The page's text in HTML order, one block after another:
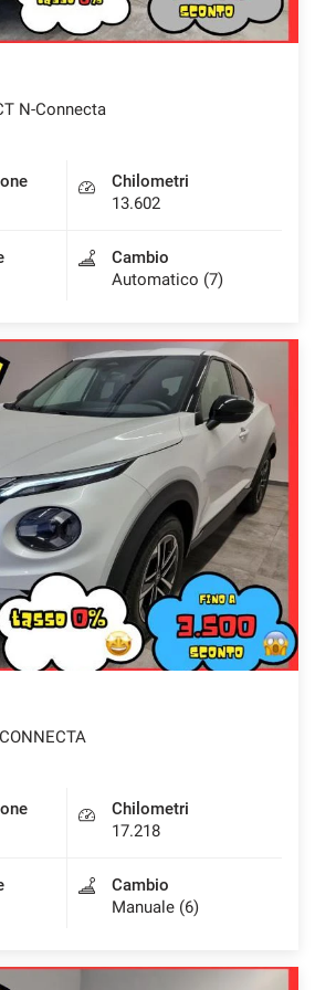
N-Connecta
Chilometri
13.602
Cambio
Automatico (7)
Chilometri
17.218
Cambio
Manuale (6)